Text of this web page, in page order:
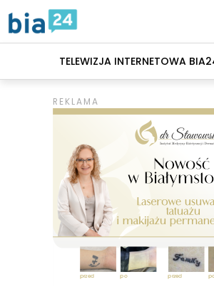
TELEWIZJA INTERNETOWA